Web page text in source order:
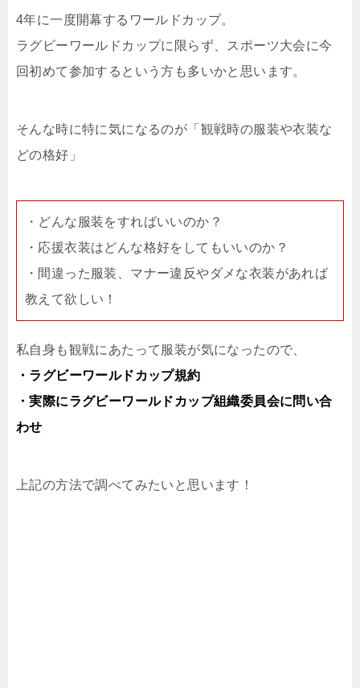
4年に一度開幕するワールドカップ。
ラグビーワールドカップに限らず、スポーツ大会に今
回初めて参加するという方も多いかと思います。
そんな時に特に気になるのが「観戦時の服装や衣装な
どの格好」
・どんな服装をすればいいのか？
・応援衣装はどんな格好をしてもいいのか？
・間違った服装、マナー違反やダメな衣装があれば
教えて欲しい！
私自身も観戦にあたって服装が気になったので、
・ラグビーワールドカップ規約
・実際にラグビーワールドカップ組織委員会に問い合
わせ
上記の方法で調べてみたいと思います！